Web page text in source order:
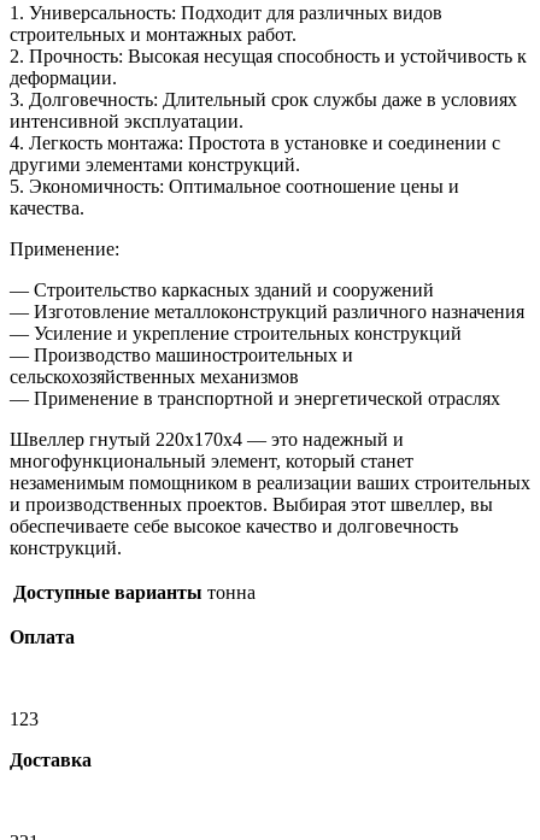
1. Универсальность: Подходит для различных видов
строительных и монтажных работ.
2. Прочность: Высокая несущая способность и устойчивость к
деформации.
3. Долговечность: Длительный срок службы даже в условиях
интенсивной эксплуатации.
4. Легкость монтажа: Простота в установке и соединении с
другими элементами конструкций.
5. Экономичность: Оптимальное соотношение цены и
качества.
Применение:
— Строительство каркасных зданий и сооружений
— Изготовление металлоконструкций различного назначения
— Усиление и укрепление строительных конструкций
— Производство машиностроительных и
сельскохозяйственных механизмов
— Применение в транспортной и энергетической отраслях
Швеллер гнутый 220х170х4 — это надежный и
многофункциональный элемент, который станет
незаменимым помощником в реализации ваших строительных
и производственных проектов. Выбирая этот швеллер, вы
обеспечиваете себе высокое качество и долговечность
конструкций.
Доступные варианты тонна
Оплата
123
Доставка